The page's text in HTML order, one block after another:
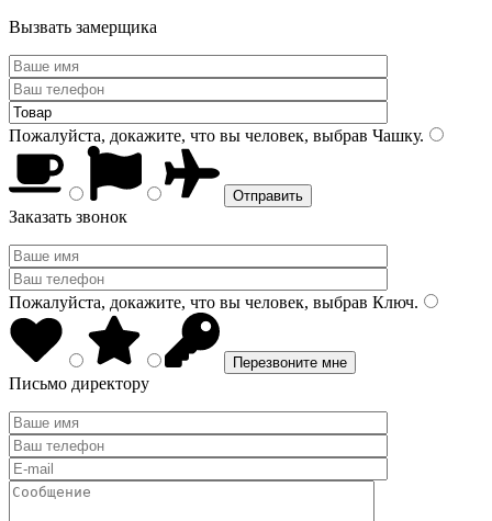
Вызвать замерщика
Пожалуйста, докажите, что вы человек, выбрав Чашку.
Заказать звонок
Пожалуйста, докажите, что вы человек, выбрав Ключ.
Письмо директору